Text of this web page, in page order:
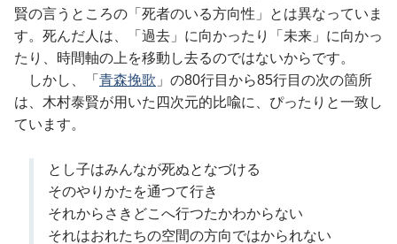
賢の言うところの「死者のいる方向性」とは異なっていま
す。死んだ人は、「過去」に向かったり「未来」に向かっ
たり、時間軸の上を移動し去るのではないからです。
しかし、「 青森挽歌 」の80行目から85行目の次の箇所
は、木村泰賢が用いた四次元的比喩に、ぴったりと一致し
ています。
とし子はみんなが死ぬとなづける
そのやりかたを通つて行き
それからさきどこへ行つたかわからない
それはおれたちの空間の方向ではかられない